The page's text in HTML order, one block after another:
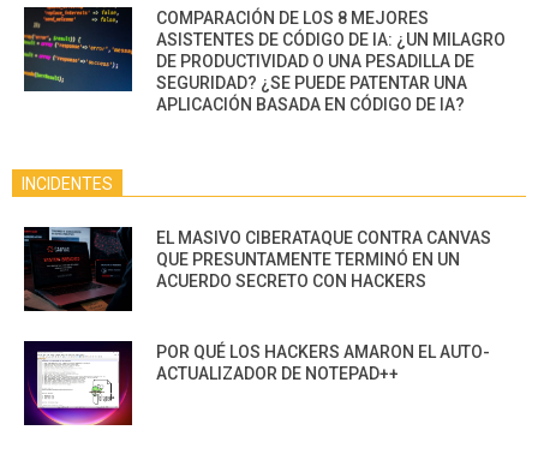
COMPARACIÓN DE LOS 8 MEJORES
ASISTENTES DE CÓDIGO DE IA: ¿UN MILAGRO
DE PRODUCTIVIDAD O UNA PESADILLA DE
SEGURIDAD? ¿SE PUEDE PATENTAR UNA
APLICACIÓN BASADA EN CÓDIGO DE IA?
INCIDENTES
EL MASIVO CIBERATAQUE CONTRA CANVAS
QUE PRESUNTAMENTE TERMINÓ EN UN
ACUERDO SECRETO CON HACKERS
POR QUÉ LOS HACKERS AMARON EL AUTO-
ACTUALIZADOR DE NOTEPAD++